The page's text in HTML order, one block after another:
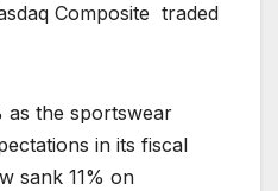
Composite traded
as the sportswear
in its fiscal
sank 11% on